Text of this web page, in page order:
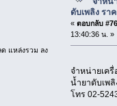
แหล่งรวม ลง
ดับเพลิง รา
« ตอบกลับ
13:40:36 น. »
จำหน่ายเครื่
น้ำยาดับเพลิ
โทร 02-